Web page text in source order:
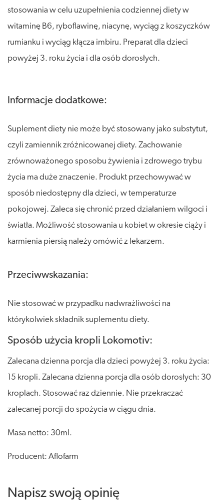
stosowania w celu uzupełnienia codziennej diety w
witaminę B6, ryboflawinę, niacynę, wyciąg z koszyczków
rumianku i wyciąg kłącza imbiru. Preparat dla dzieci
powyżej 3. roku życia i dla osób dorosłych.
Informacje dodatkowe:
Suplement diety nie może być stosowany jako substytut,
czyli zamiennik zróżnicowanej diety. Zachowanie
zrównoważonego sposobu żywienia i zdrowego trybu
życia ma duże znaczenie. Produkt przechowywać w
sposób niedostępny dla dzieci, w temperaturze
pokojowej. Zaleca się chronić przed działaniem wilgoci i
światła. Możliwość stosowania u kobiet w okresie ciąży i
karmienia piersią należy omówić z lekarzem.
Przeciwwskazania:
Nie stosować w przypadku nadwrażliwości na
którykolwiek składnik suplementu diety.
Sposób użycia kropli Lokomotiv:
Zalecana dzienna porcja dla dzieci powyżej 3. roku życia:
15 kropli. Zalecana dzienna porcja dla osób dorosłych: 30
kroplach. Stosować raz dziennie. Nie przekraczać
zalecanej porcji do spożycia w ciągu dnia.
Masa netto: 30ml.
Producent: Aflofarm
Napisz swoją opinię